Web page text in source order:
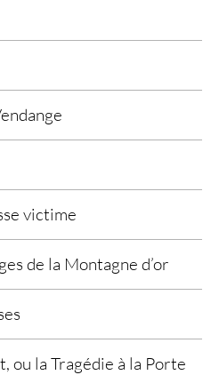
victime
de la Montagne d’or
ou la Tragédie à la Porte